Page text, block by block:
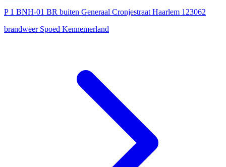
P 1 BNH-01 BR buiten Generaal Cronjestraat Haarlem 123062
brandweer Spoed Kennemerland